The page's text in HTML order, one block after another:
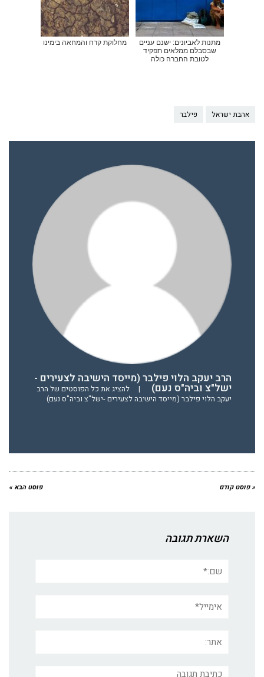
מתנות לאביונים: ישנם עניים
שבסבלם ממלאים תפקיד
לטובת החברה כולה
מחלוקת קרח והמחאה בימינו
אהבת ישראל פילבר
הרב יעקב הלוי פילבר (מייסד הישיבה לצעירים -
ישל"צ וביה"ס נעם) |
להציג את כל הפוסטים של הרב
יעקב הלוי פילבר (מייסד הישיבה לצעירים -ישל"צ וביה"ס נעם)
« פוסט קודם פוסט הבא »
השארת תגובה
תגובה